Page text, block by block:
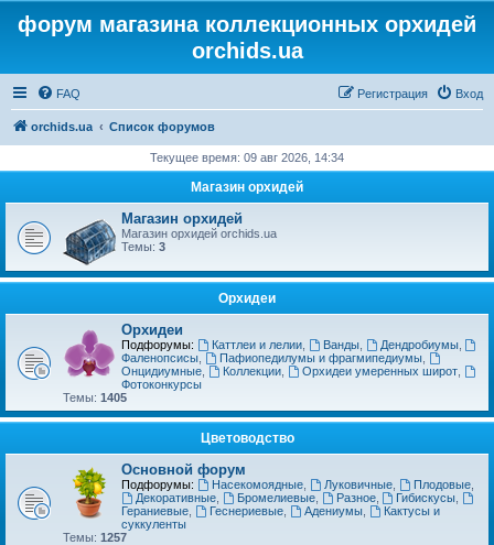
форум магазина коллекционных орхидей
orchids.ua
FAQ Вход
Регистрация
orchids.ua Список форумов
Текущее время: 09 авг 2026, 14:34
Магазин орхидей
Магазин орхидей
Магазин орхидей orchids.ua
Темы: 3
Орхидеи
Орхидеи
Подфорумы: Каттлеи и лелии, Ванды, Дендробиумы,
Фаленопсисы
Пафиопедилумы и фрагмипедиумы,
Онцидиумные
Коллекции, Орхидеи умеренных широт,
Фотоконкурсы
Темы: 1405
Цветоводство
Основной форум
Подфорумы: Насекомоядные, Луковичные, Плодовые,
Декоративные, Бромелиевые, Разное, Гибискусы
Гераниевые
Геснериевые, Адениумы,
Кактусы и
суккуленты
Темы: 1257